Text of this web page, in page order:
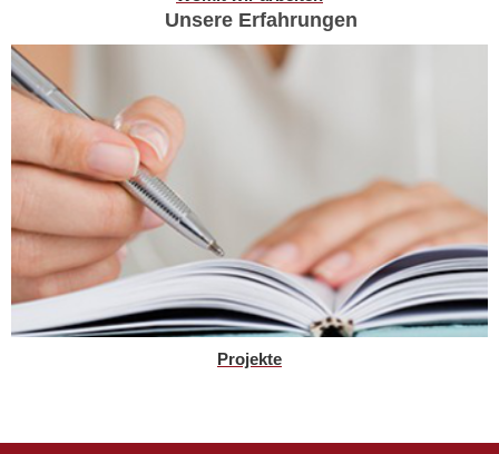
Unsere Erfahrungen
Projekte